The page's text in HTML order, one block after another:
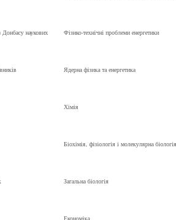
наукових Фізико-технічні проблеми енергетики
Ядерна фізика та енергетика
Хімія
Біохімія, фізіологія і молекулярна біологія
Загальна біологія
Економіка